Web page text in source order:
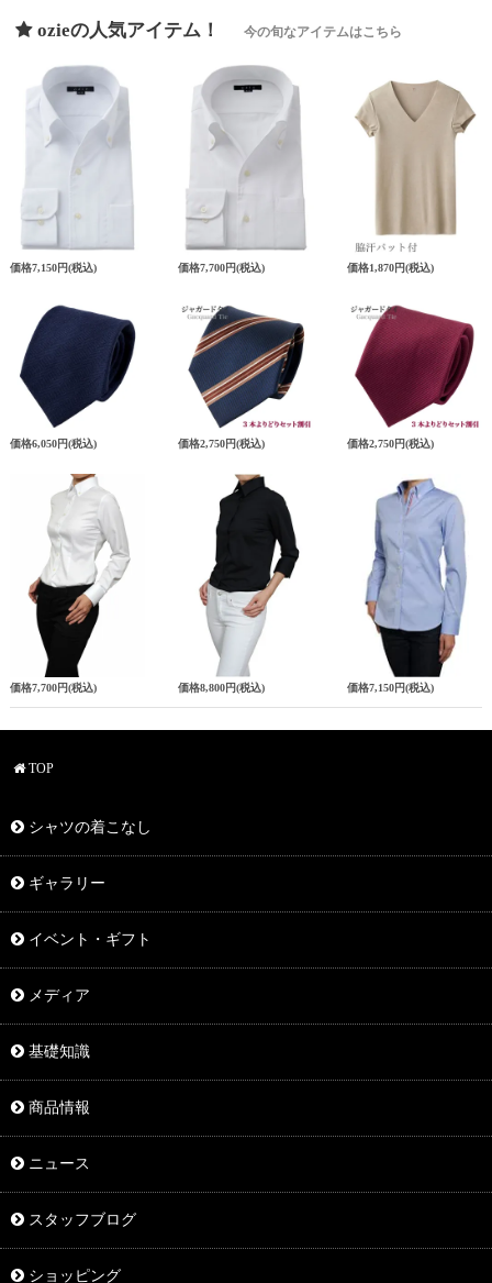
ozieの人気アイテム！ 今の旬なアイテムはこちら
価格7,150円(税込) 価格7,700円(税込) 価格1,870円(税込)
価格6,050円(税込) 価格2,750円(税込) 価格2,750円(税込)
価格7,700円(税込) 価格8,800円(税込) 価格7,150円(税込)
TOP
シャツの着こなし
ギャラリー
イベント・ギフト
メディア
基礎知識
商品情報
ニュース
スタッフブログ
ショッピング